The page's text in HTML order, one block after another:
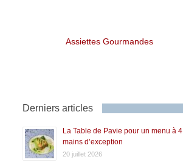
Assiettes Gourmandes
Derniers articles
La Table de Pavie pour un menu à 4
mains d’exception
20 juillet 2026